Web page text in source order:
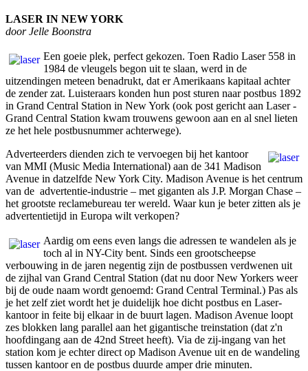
LASER IN NEW YORK
door Jelle Boonstra
Een goeie plek, perfect gekozen. Toen Radio Laser 558 in
1984 de vleugels begon uit te slaan, werd in de
uitzendingen meteen benadrukt, dat er Amerikaans kapitaal achter
de zender zat. Luisteraars konden hun post sturen naar postbus 1892
in Grand Central Station in New York (ook post gericht aan Laser -
Grand Central Station kwam trouwens gewoon aan en al snel lieten
ze het hele postbusnummer achterwege).
Adverteerders dienden zich te vervoegen bij het kantoor
van MMI (Music Media International) aan de 341 Madison
Avenue in datzelfde New York City. Madison Avenue is het centrum
van de advertentie-industrie – met giganten als J.P. Morgan Chase –
het grootste reclamebureau ter wereld. Waar kun je beter zitten als je
advertentietijd in Europa wilt verkopen?
Aardig om eens even langs die adressen te wandelen als je
toch al in NY-City bent. Sinds een grootscheepse
verbouwing in de jaren negentig zijn de postbussen verdwenen uit
de zijhal van Grand Central Station (dat nu door New Yorkers weer
bij de oude naam wordt genoemd: Grand Central Terminal.) Pas als
je het zelf ziet wordt het je duidelijk hoe dicht postbus en Laser-
kantoor in feite bij elkaar in de buurt lagen. Madison Avenue loopt
zes blokken lang parallel aan het gigantische treinstation (dat z'n
hoofdingang aan de 42nd Street heeft). Via de zij-ingang van het
station kom je echter direct op Madison Avenue uit en de wandeling
tussen kantoor en de postbus duurde amper drie minuten.